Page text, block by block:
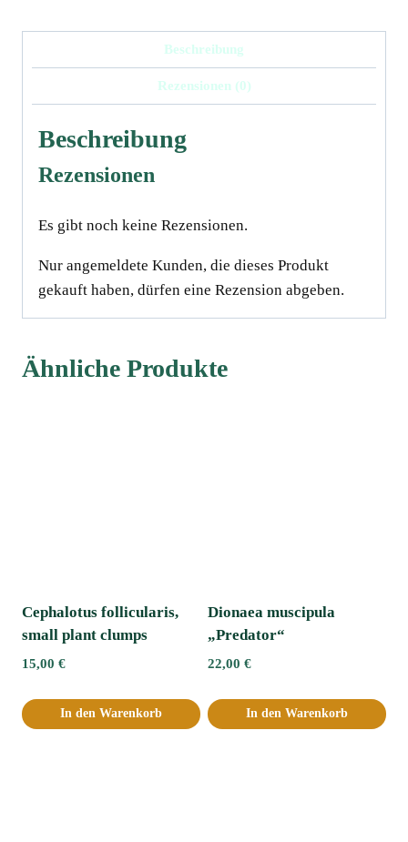
UK
Beschreibung
Rezensionen (0)
Beschreibung
Rezensionen
Es gibt noch keine Rezensionen.
Nur angemeldete Kunden, die dieses Produkt
gekauft haben, dürfen eine Rezension abgeben.
Ähnliche Produkte
Cephalotus follicularis,
small plant clumps
15,00 €
In den Warenkorb
Dionaea muscipula
„Predator“
22,00 €
In den Warenkorb